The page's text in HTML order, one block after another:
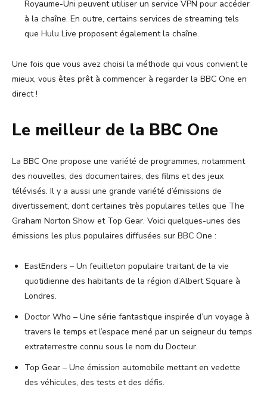
Royaume-Uni peuvent utiliser un service VPN pour accéder
à la chaîne. En outre, certains services de streaming tels
que Hulu Live proposent également la chaîne.
Une fois que vous avez choisi la méthode qui vous convient le
mieux, vous êtes prêt à commencer à regarder la BBC One en
direct !
Le meilleur de la BBC One
La BBC One propose une variété de programmes, notamment
des nouvelles, des documentaires, des films et des jeux
télévisés. Il y a aussi une grande variété d’émissions de
divertissement, dont certaines très populaires telles que The
Graham Norton Show et Top Gear. Voici quelques-unes des
émissions les plus populaires diffusées sur BBC One :
EastEnders – Un feuilleton populaire traitant de la vie
quotidienne des habitants de la région d’Albert Square à
Londres.
Doctor Who – Une série fantastique inspirée d’un voyage à
travers le temps et l’espace mené par un seigneur du temps
extraterrestre connu sous le nom du Docteur.
Top Gear – Une émission automobile mettant en vedette
des véhicules, des tests et des défis.